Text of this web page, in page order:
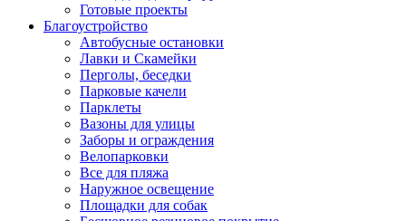
Готовые проекты
Благоустройство
Автобусные остановки
Лавки и Скамейки
Перголы, беседки
Парковые качели
Парклеты
Вазоны для улицы
Заборы и ограждения
Велопарковки
Все для пляжа
Наружное освещение
Площадки для собак